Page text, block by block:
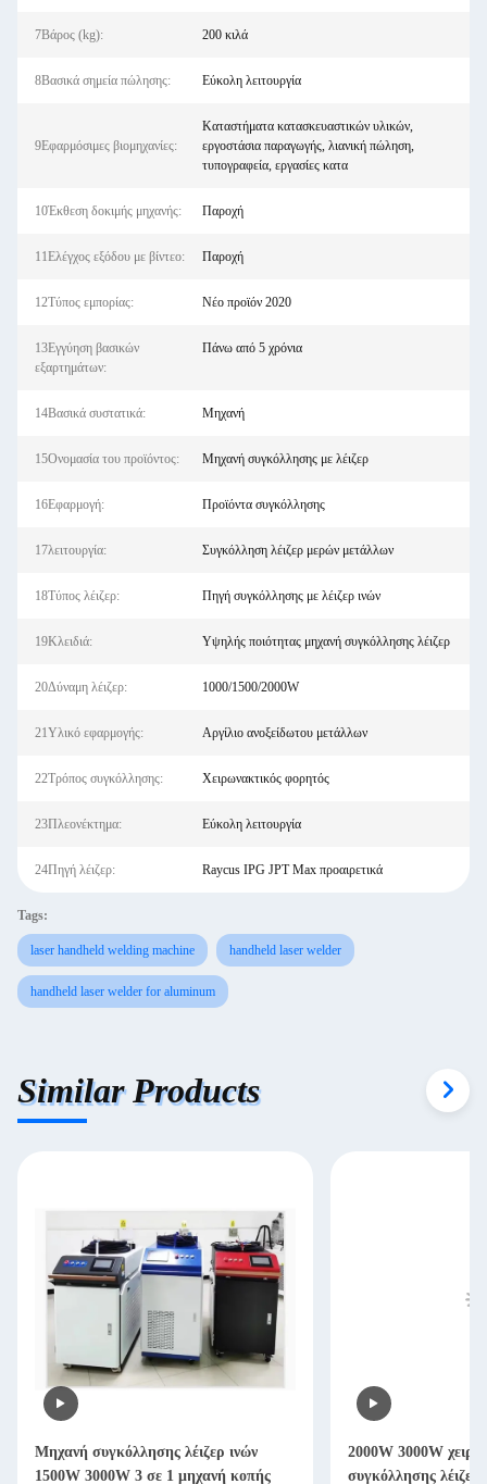
7Βάρος (kg): 200 κιλά
8Βασικά σημεία πώλησης: Εύκολη λειτουργία
9Εφαρμόσιμες βιομηχανίες:
Καταστήματα κατασκευαστικών υλικών,
εργοστάσια παραγωγής, λιανική πώληση,
τυπογραφεία, εργασίες κατα
10Έκθεση δοκιμής μηχανής: Παροχή
11Ελέγχος εξόδου με βίντεο: Παροχή
12Τύπος εμπορίας: Νέο προϊόν 2020
13Εγγύηση βασικών
εξαρτημάτων:
Πάνω από 5 χρόνια
14Βασικά συστατικά: Μηχανή
15Ονομασία του προϊόντος: Μηχανή συγκόλλησης με λέιζερ
16Εφαρμογή: Προϊόντα συγκόλλησης
17λειτουργία: Συγκόλληση λέιζερ μερών μετάλλων
18Τύπος λέιζερ: Πηγή συγκόλλησης με λέιζερ ινών
19Κλειδιά: Υψηλής ποιότητας μηχανή συγκόλλησης λέιζερ
20Δύναμη λέιζερ: 1000/1500/2000W
21Υλικό εφαρμογής: Αργίλιο ανοξείδωτου μετάλλων
22Τρόπος συγκόλλησης: Χειρωνακτικός φορητός
23Πλεονέκτημα: Εύκολη λειτουργία
24Πηγή λέιζερ: Raycus IPG JPT Max προαιρετικά
Tags:
laser handheld welding machine handheld laser welder
handheld laser welder for aluminum
Similar Products
Μηχανή συγκόλλησης λέιζερ ινών
1500W 3000W 3 σε 1 μηχανή κοπής
2000W 3000W
συγκόλλησης λέιζερ